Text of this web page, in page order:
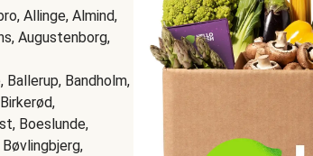
Allinge, Almind,
Augustenborg,
Bandholm,
Boeslunde,